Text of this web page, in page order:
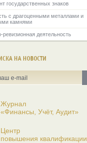
государственных знаков
с драгоценными металлами и
камнями
ревизионная деятельность
НА НОВОСТИ
Журнал
«Финансы, Учёт, Аудит»
Центр
повышения квалификации